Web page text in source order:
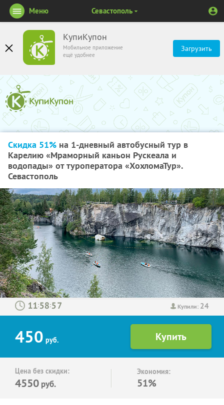
КупиКупон
Мобильное приложение
ещё удобнее
Загрузить
Меню Севастополь
Скидка 51% на 1-дневный автобусный тур в
Карелию «Мраморный каньон Рускеала и
водопады» от туроператора «ХохломаТур».
Севастополь
Купили: 24
: :
450 руб.
Цена без скидки:
4550 руб.
Экономия:
51%